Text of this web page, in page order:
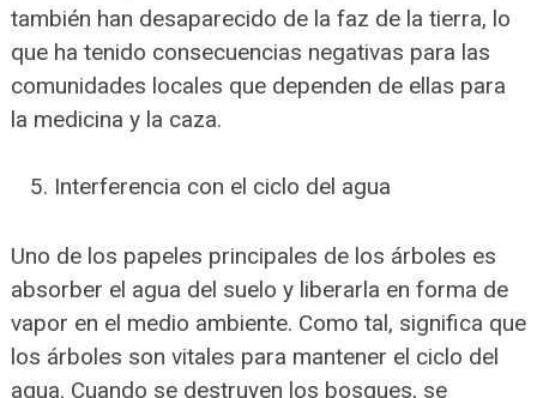
también han desaparecido de la faz de la tierra, lo
que ha tenido consecuencias negativas para las
comunidades locales que dependen de ellas para
la medicina y la caza.
Interferencia con el ciclo del agua
Uno de los papeles principales de los árboles es
absorber el agua del suelo y liberarla en forma de
vapor en el medio ambiente. Como tal, significa que
los árboles son vitales para mantener el ciclo del
agua. Cuando se destruyen los bosques, se